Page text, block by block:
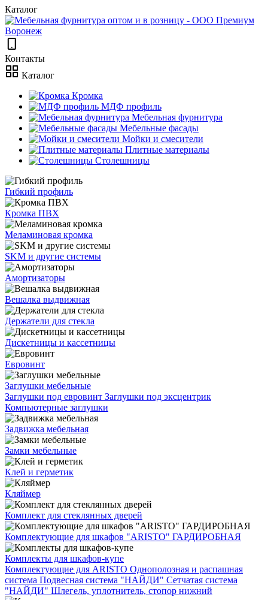
Каталог
Контакты
Каталог
Кромка
МДФ профиль
Мебельная фурнитура
Мебельные фасады
Мойки и смесители
Плитные материалы
Столешницы
Гибкий профиль
Кромка ПВХ
Меламиновая кромка
SKM и другие системы
Амортизаторы
Вешалка выдвижная
Держатели для стекла
Дискетницы и кассетницы
Евровинт
Заглушки мебельные
Заглушки под евровинт Заглушки под эксцентрик
Компьютерные заглушки
Задвижка мебельная
Замки мебельные
Клей и герметик
Кляймер
Комплект для стеклянных дверей
Комплектующие для шкафов "ARISTO" ГАРДИРОБНАЯ
Комплекты для шкафов-купе
Комплектующие для ARISTO Однополозная и распашная
система Подвесная система "НАЙДИ" Сетчатая система
"НАЙДИ" Шлегель, уплотнитель, стопор нижний